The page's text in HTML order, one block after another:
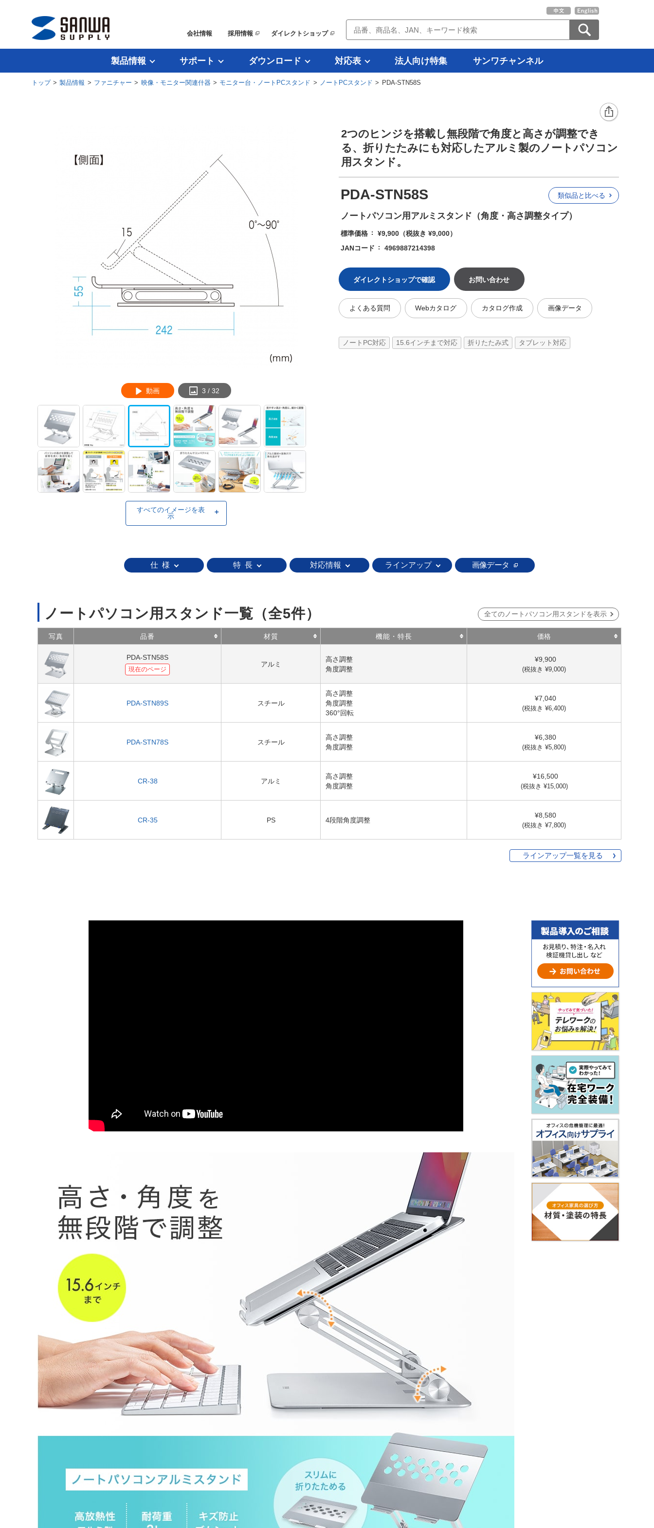
会社情報 採用情報 ダイレクトショップ
製品情報 サポート ダウンロード 対応表 法人向け特集 サンワチャンネル
トップ>製品情報 > ファニチャー > 映像・モニター関連什器 > モニター台・ノートPCスタンド > ノートPCスタンド > PDA-STN58S
動画 3 /32
すべてのイメージを表
示
2つのヒンジを搭載し無段階で角度と高さが調整でき
る、折りたたみにも対応したアルミ製のノートパソコン
用スタンド。
PDA-STN58S
ノートパソコン用アルミスタンド（角度・高さ調整タイプ）
類似品と比べる
標準価格 ¥9,900 （税抜き ¥9,000）
JANコード
4969887214398
ダイレクトショップで確認 お問い合わせ
よくある質問 Webカタログ カタログ作成 画像データ
ノートPC対応 15.6インチまで対応 折りたたみ式 タブレット対応
仕 様 特 長 対応情報 ラインアップ 画像データ
ノートパソコン用スタンド一覧 （全5件） 全てのノートパソコン用スタンドを表示
写真 品番 材質 機能・特長 価格
PDA-STN58S
現在のページ
アルミ
高さ調整
角度調整
¥9,900
(税抜き ¥9,000)
PDA-STN89S スチール
高さ調整
角度調整
360°回転
¥7,040
(税抜き ¥6,400)
PDA-STN78S スチール
高さ調整
角度調整
¥6,380
(税抜き ¥5,800)
CR-38 アルミ
高さ調整
角度調整
¥16,500
(税抜き ¥15,000)
CR-35 PS 4段階角度調整
¥8,580
(税抜き ¥7,800)
ラインアップ一覧を見る